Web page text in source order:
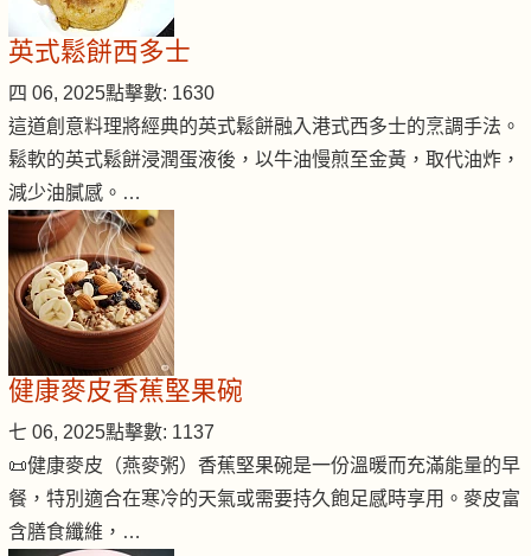
英式鬆餅西多士
四 06, 2025點擊數: 1630
這道創意料理將經典的英式鬆餅融入港式西多士的烹調手法。
鬆軟的英式鬆餅浸潤蛋液後，以牛油慢煎至金黃，取代油炸，
減少油膩感。…
健康麥皮香蕉堅果碗
七 06, 2025點擊數: 1137
📜健康麥皮（燕麥粥）香蕉堅果碗是一份溫暖而充滿能量的早
餐，特別適合在寒冷的天氣或需要持久飽足感時享用。麥皮富
含膳食纖維，…